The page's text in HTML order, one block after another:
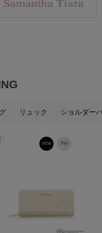
リュック ショルダー
予約
NEW